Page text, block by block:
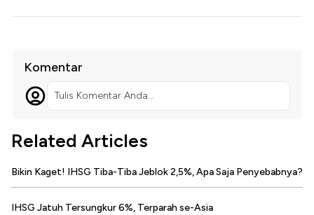
Komentar
Tulis Komentar Anda...
Related Articles
Bikin Kaget! IHSG Tiba-Tiba Jeblok 2,5%, Apa Saja Penyebabnya?
IHSG Jatuh Tersungkur 6%, Terparah se-Asia